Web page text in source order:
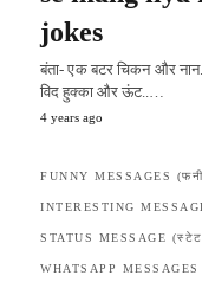
jokes
बंता- एक बटर चिकन और
विद हुक्का और ऊंट..…
4 years ago
FUNNY MESSAGES
INTERESTING
STATUS MESSAGE
WHATSAPP